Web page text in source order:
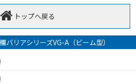
トップへ戻る
バリアシリーズVG-A（ビーム型）